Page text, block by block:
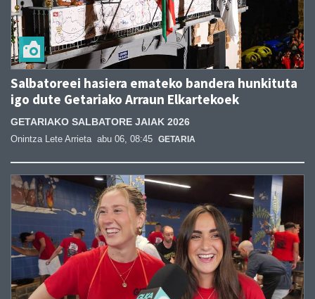
Salbatoreei hasiera emateko bandera hunkituta
igo dute Getariako Arraun Elkartekoek
GETARIAKO SALBATORE JAIAK 2026
Onintza Lete Arrieta abu 06, 08:45 GETARIA